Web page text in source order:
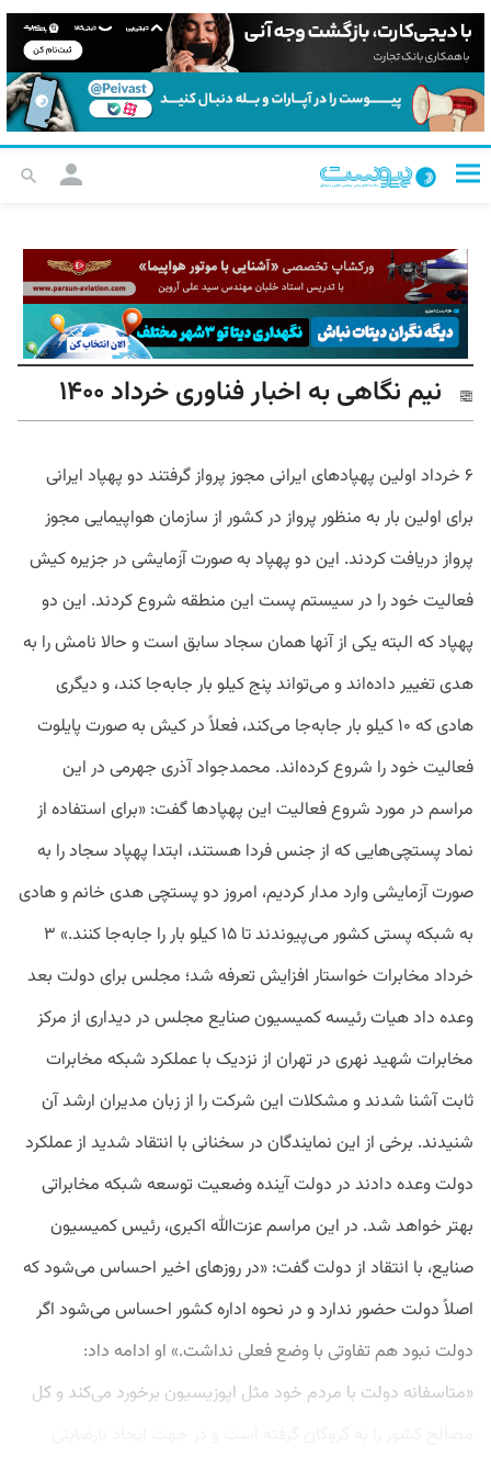
نیم نگاهی به اخبار فناوری خرداد ۱۴۰۰
۶ خرداد اولین پهپادهای ایرانی مجوز پرواز گرفتند دو پهپاد ایرانی
برای اولین بار به منظور پرواز در کشور از سازمان هواپیمایی مجوز
پرواز دریافت کردند. این دو پهپاد به صورت آزمایشی در جزیره کیش
فعالیت خود را در سیستم پست این منطقه شروع کردند. این دو
پهپاد که البته یکی از آنها همان سجاد سابق است و حالا نامش را به
هدی تغییر داده‌اند و می‌تواند پنج کیلو بار جابه‌جا کند، و دیگری
هادی که ۱۰ کیلو بار جابه‌جا می‌کند، فعلاً در کیش به صورت پایلوت
فعالیت خود را شروع کرده‌اند. محمدجواد آذری جهرمی در این
مراسم در مورد شروع فعالیت این پهپاد‌ها گفت: «برای استفاده از
نماد پستچی‌هایی که از جنس فردا هستند، ابتدا پهپاد سجاد را به
صورت آزمایشی وارد مدار کردیم، امروز دو پستچی هدی خانم و هادی
به شبکه پستی کشور می‌پیوندند تا ۱۵ کیلو بار را جابه‌جا کنند.» ۳
خرداد مخابرات خواستار افزایش تعرفه شد؛ مجلس برای دولت بعد
وعده داد هیات رئیسه کمیسیون صنایع مجلس در دیداری از مرکز
مخابرات شهید نهری در تهران از نزدیک با عملکرد شبکه مخابرات
ثابت آشنا شدند و مشکلات این شرکت را از زبان مدیران ارشد آن
شنیدند. برخی از این نمایندگان در سخنانی با انتقاد شدید از عملکرد
دولت وعده دادند در دولت آینده وضعیت توسعه شبکه مخابراتی
بهتر خواهد شد. در این مراسم عزت‌الله اکبری، رئیس کمیسیون
صنایع، با انتقاد از دولت گفت: «در روزهای اخیر احساس می‌شود که
اصلاً دولت حضور ندارد و در نحوه اداره کشور احساس می‌شود اگر
دولت نبود هم تفاوتی با وضع فعلی نداشت.» او ادامه داد:
«متاسفانه دولت با مردم خود مثل اپوزیسیون برخورد می‌کند و کل